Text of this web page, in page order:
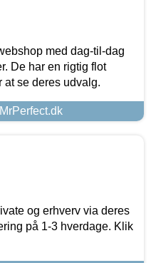
med dag-til-dag
De har en rigtig flot
at se deres udvalg.
og erhverv via deres
på 1-3 hverdage. Klik